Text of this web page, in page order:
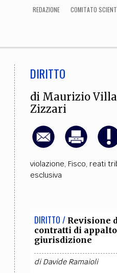
REDAZIONE COMITATO
ECONOMIA
CULTURA
Arte, Cinema, Musica,
COLLABORA CON NOI
DIRITTO
di Maurizio
Zizzari
violazione, Fisco, reati
esclusiva
DIRITTO / Revisione
contratti di
giurisdizione
diDavide Ramaioli